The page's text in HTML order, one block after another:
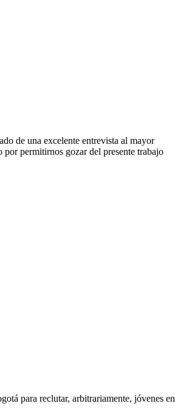
de una excelente entrevista al mayor
permitirnos gozar del presente trabajo
para reclutar, arbitrariamente, jóvenes en